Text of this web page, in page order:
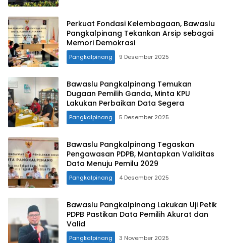
Perkuat Fondasi Kelembagaan, Bawaslu
Pangkalpinang Tekankan Arsip sebagai
Memori Demokrasi
Pangkalpinang 9 Desember 2025
Bawaslu Pangkalpinang Temukan
Dugaan Pemilih Ganda, Minta KPU
Lakukan Perbaikan Data Segera
Pangkalpinang 5 Desember 2025
Bawaslu Pangkalpinang Tegaskan
Pengawasan PDPB, Mantapkan Validitas
Data Menuju Pemilu 2029
Pangkalpinang 4 Desember 2025
Bawaslu Pangkalpinang Lakukan Uji Petik
PDPB Pastikan Data Pemilih Akurat dan
Valid
Pangkalpinang 3 November 2025